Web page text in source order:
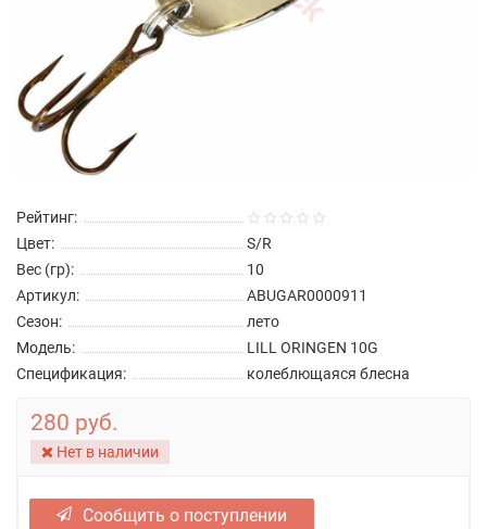
Рейтинг:
Цвет:
S/R
Вес (гр):
10
Артикул:
ABUGAR0000911
Сезон:
лето
Модель:
LILL ORINGEN 10G
Спецификация:
колеблющаяся блесна
280 руб.
Нет в наличии
Сообщить о поступлении